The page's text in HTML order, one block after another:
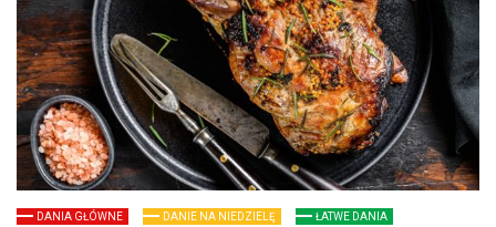
DANIA GŁÓWNE DANIE NA NIEDZIELĘ
ŁATWE DANIA